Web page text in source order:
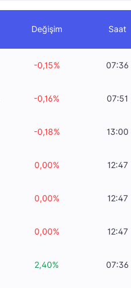
Değişim Saat
-0,15% 07:36
-0,16% 07:51
-0,18% 13:00
0,00% 12:47
0,00% 12:47
0,00% 12:47
2,40% 07:36